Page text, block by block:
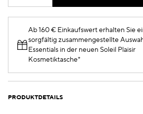
Ab 160 € Einkaufswert erhalten Sie
sorgfältig zusammengestellte
Essentials in der neuen Soleil Plaisir
Kosmetiktasche*
PRODUKTDETAILS